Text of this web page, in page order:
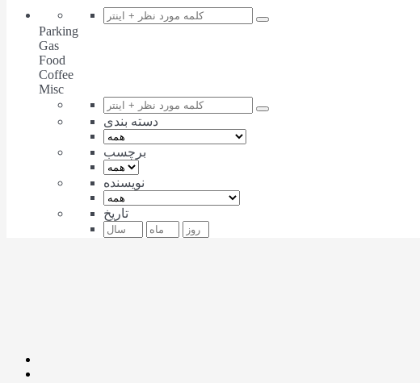
Parking
Gas
Food
Coffee
Misc
دسته بندی
برچسب
نویسنده
تاریخ